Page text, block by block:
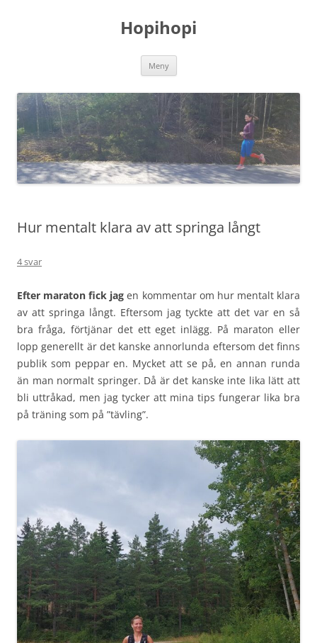
Hopihopi
Meny
Hur mentalt klara av att springa långt
4 svar
Efter maraton fick jag en kommentar om hur mentalt klara
av att springa långt. Eftersom jag tyckte att det var en så
bra fråga, förtjänar det ett eget inlägg. På maraton eller
lopp generellt är det kanske annorlunda eftersom det finns
publik som peppar en. Mycket att se på, en annan runda
än man normalt springer. Då är det kanske inte lika lätt att
bli uttråkad, men jag tycker att mina tips fungerar lika bra
på träning som på ”tävling”.